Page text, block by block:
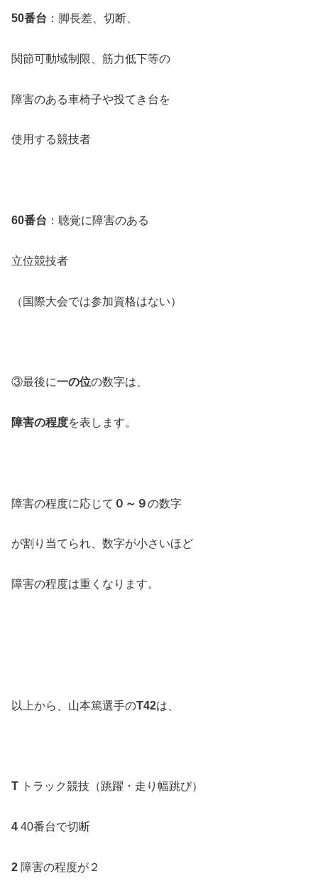
50番台 ：脚長差、切断、
関節可動域制限、筋力低下等の
障害のある車椅子や投てき台を
使用する競技者
60番台 ：聴覚に障害のある
立位競技者
（国際大会では参加資格はない）
③最後に一の位の数字は、
障害の程度を表します。
障害の程度に応じて ０～９の数字
が割り当てられ、数字が小さいほど
障害の程度は重くなります。
以上から、山本篤選手のT42は、
T トラック競技（跳躍・走り幅跳び）
4 40番台で切断
2 障害の程度が２